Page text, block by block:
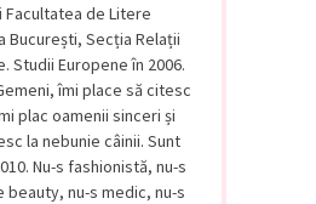
Facultatea de Litere
București, Secția Relații
Studii Europene în 2006.
îmi place să citesc
plac oamenii sinceri și
la nebunie câinii. Sunt
Nu-s fashionistă, nu-s
nu-s medic, nu-s